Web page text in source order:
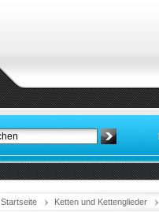
Startseite Ketten und Kettenglieder